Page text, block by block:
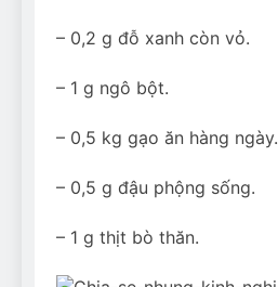
– 0,2 g đỗ xanh còn vỏ.
– 1 g ngô bột.
– 0,5 kg gạo ăn hàng ngày.
– 0,5 g đậu phộng sống.
– 1 g thịt bò thăn.